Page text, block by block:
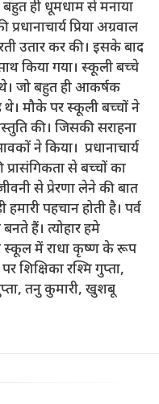
बहुत ही धूमधाम से मनाया
प्रिया अग्रवाल
उतार कर की। इसके बाद
किया गया। स्कूली बच्चे
जो बहुत ही आकर्षक
मौके पर स्कूली बच्चों ने
की। जिसकी सराहना
ने किया। प्रधानाचार्य
प्रासंगिकता से बच्चों का
से प्रेरणा लेने की बात
पहचान होती है। पर्व
हैं। त्योहार हमे
स्कूल में राधा कृष्ण के रूप
शिक्षिका रश्मि गुप्ता,
तनु कुमारी, खुशबू